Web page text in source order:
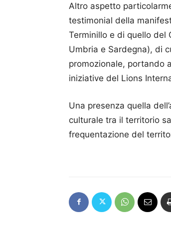
Altro aspetto
testimonial della
Terminillo e di quello del
Umbria e Sardegna), di
promozionale, portando
iniziative del Lions
Una presenza quella
culturale tra il territorio
frequentazione del